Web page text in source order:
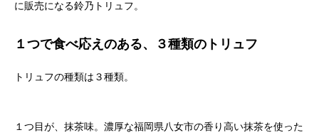
に販売になる鈴乃トリュフ。
１つで食べ応えのある、３種類のトリュフ
トリュフの種類は３種類。
１つ目が、抹茶味。濃厚な福岡県八女市の香り高い抹茶を使った